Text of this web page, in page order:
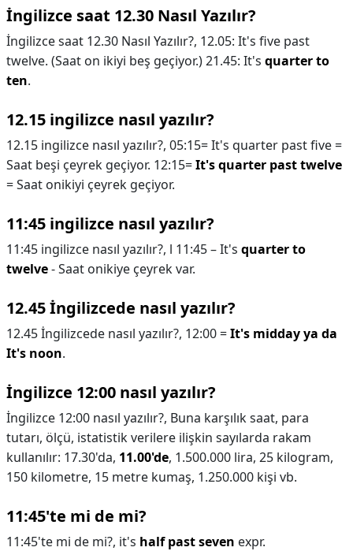
İngilizce saat 12.30 Nasıl Yazılır?
İngilizce saat 12.30 Nasıl Yazılır?, 12.05: It's five past
twelve. (Saat on ikiyi beş geçiyor.) 21.45: It's quarter to
ten.
12.15 ingilizce nasıl yazılır?
12.15 ingilizce nasıl yazılır?, 05:15= It's quarter past five =
Saat beşi çeyrek geçiyor. 12:15=It's quarter past twelve
= Saat onikiyi çeyrek geçiyor.
11:45 ingilizce nasıl yazılır?
11:45 ingilizce nasıl yazılır?, l 11:45 – It's quarter to
twelve- Saat onikiye çeyrek var.
12.45 İngilizcede nasıl yazılır?
12.45 İngilizcede nasıl yazılır?, 12:00 =It's midday ya da
It's noon.
İngilizce 12:00 nasıl yazılır?
İngilizce 12:00 nasıl yazılır?, Buna karşılık saat, para
tutarı, ölçü, istatistik verilere ilişkin sayılarda rakam
kullanılır: 17.30'da, 11.00'de, 1.500.000 lira, 25 kilogram,
150 kilometre, 15 metre kumaş, 1.250.000 kişi vb.
11:45'te mi de mi?
11:45'te mi de mi?, it's half past seven expr.